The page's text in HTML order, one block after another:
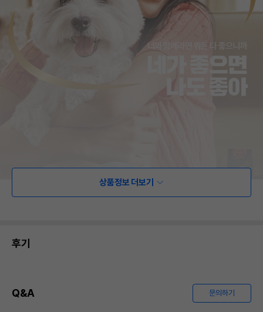
상품정보 더보기
후기
Q&A 문의하기